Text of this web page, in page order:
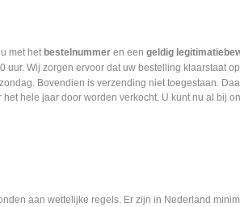
met het bestelnummer en een geldig
uur. Wij zorgen ervoor dat uw bestelling klaarstaat
Bovendien is verzending niet toegestaan.
hele jaar door worden verkocht. U kunt nu al bij
aan wettelijke regels. Er zijn in Nederland